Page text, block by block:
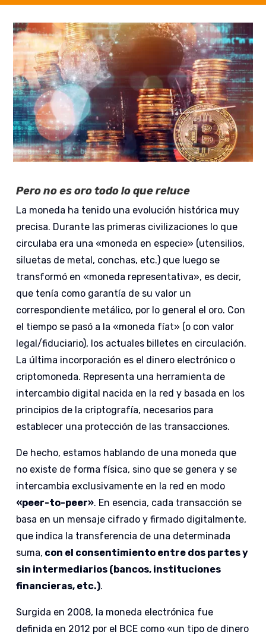
Pero no es oro todo lo que reluce
La moneda ha tenido una evolución histórica muy
precisa. Durante las primeras civilizaciones lo que
circulaba era una «moneda en especie» (utensilios,
siluetas de metal, conchas, etc.) que luego se
transformó en «moneda representativa», es decir,
que tenía como garantía de su valor un
correspondiente metálico, por lo general el oro. Con
el tiempo se pasó a la «moneda fíat» (o con valor
legal/fiduciario), los actuales billetes en circulación.
La última incorporación es el dinero electrónico o
criptomoneda. Representa una herramienta de
intercambio digital nacida en la red y basada en los
principios de la criptografía, necesarios para
establecer una protección de las transacciones.
De hecho, estamos hablando de una moneda que
no existe de forma física, sino que se genera y se
intercambia exclusivamente en la red en modo
«peer-to-peer». En esencia, cada transacción se
basa en un mensaje cifrado y firmado digitalmente,
que indica la transferencia de una determinada
suma, con el consentimiento entre dos partes y
sin intermediarios (bancos, instituciones
financieras, etc.).
Surgida en 2008, la moneda electrónica fue
definida en 2012 por el BCE como «un tipo de dinero